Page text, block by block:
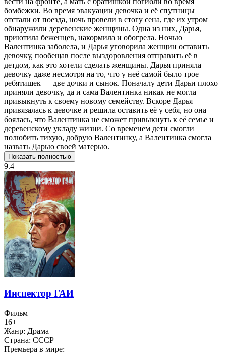
бомбежки. Во время эвакуации девочка и её спутницы
отстали от поезда, ночь провели в стогу сена, где их утром
обнаружили деревенские женщины. Одна из них, Дарья,
приютила беженцев, накормила и обогрела. Ночью
Валентинка заболела, и Дарья уговорила женщин оставить
девочку, пообещав после выздоровления отправить её в
детдом, как это хотели сделать женщины. Дарья приняла
девочку даже несмотря на то, что у неё самой было трое
ребятишек — две дочки и сынок. Поначалу дети Дарьи плохо
приняли девочку, да и сама Валентинка никак не могла
привыкнуть к своему новому семейству. Вскоре Дарья
привязалась к девочке и решила оставить её у себя, но она
боялась, что Валентинка не сможет привыкнуть к её семье и
деревенскому укладу жизни. Со временем дети смогли
полюбить тихую, добрую Валентинку, а Валентинка смогла
назвать Дарью своей матерью.
Показать полностью
9.4
Инспектор ГАИ
Фильм
16+
Жанр: Драма
Страна: СССР
Премьера в мире: